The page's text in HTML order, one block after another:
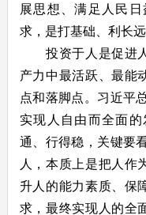
展思想、满足人民
求，是打基础、利长
投资于人是促进人
产力中最活跃、最能
点和落脚点。习近平
实现人自由而全面
通、行得稳，关键要
人，本质上是把人作
升人的能力素质、保
求，最终实现人的全